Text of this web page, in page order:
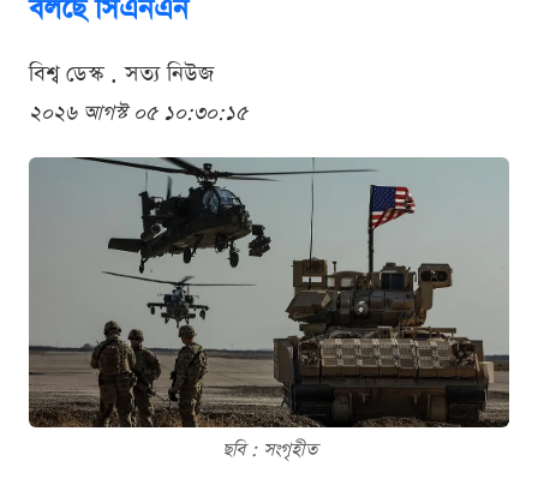
বলছে সিএনএন
বিশ্ব ডেস্ক . সত্য নিউজ
২০২৬ আগস্ট ০৫ ১০:৩০:১৫
ছবি : সংগৃহীত